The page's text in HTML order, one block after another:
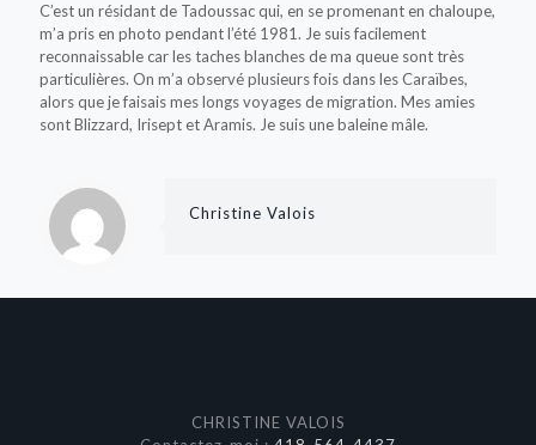
C’est un résidant de Tadoussac qui, en se promenant en chaloupe,
m’a pris en photo pendant l’été 1981. Je suis facilement
reconnaissable car les taches blanches de ma queue sont très
particulières. On m’a observé plusieurs fois dans les Caraïbes,
alors que je faisais mes longs voyages de migration. Mes amies
sont Blizzard, Irisept et Aramis. Je suis une baleine mâle.
Christine Valois
CHRISTINE VALOIS